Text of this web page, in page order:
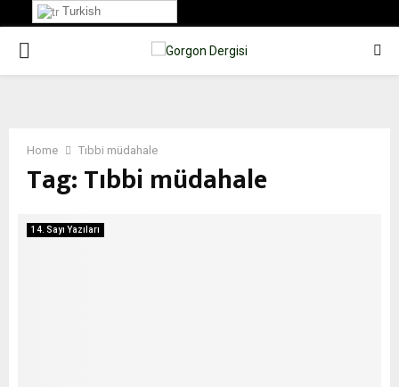
PRIMARY
Home Tıbbi müdahale
Tag:Tıbbi müdahale
14. Sayı Yazıları
Turkish